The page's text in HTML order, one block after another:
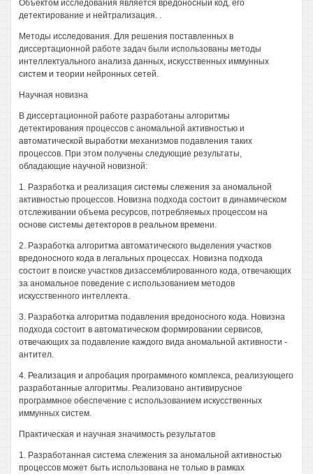
Объектом исследования является вредоносный код, его
детектирование и нейтрализация. .
Методы исследования. Для решения поставленных в
диссертационной работе задач были использованы методы
интеллектуального анализа данных, искусственных иммунных
систем и теории нейронных сетей.
Научная новизна
В диссертационной работе разработаны алгоритмы
детектирования процессов с аномальной активностью и
автоматической выработки механизмов подавления таких
процессов. При этом получены следующие результаты,
обладающие научной новизной:
1. Разработка и реализация системы слежения за аномальной
активностью процессов. Новизна подхода состоит в динамическом
отслеживании объема ресурсов, потребляемых процессом на
основе системы детекторов в реальном времени.
2. Разработка алгоритма автоматического выделения участков
вредоносного кода в легальных процессах. Новизна подхода
состоит в поиске участков дизассемблированного кода, отвечающих
за аномальное поведение с использованием методов
искусственного интеллекта.
3. Разработка алгоритма подавления вредоносного кода. Новизна
подхода состоит в автоматическом формировании сервисов,
отвечающих за подавление каждого вида аномальной активности -
антител.
4. Реализация и апробация программного комплекса, реализующего
разработанные алгоритмы. Реализовано антивирусное
программное обеспечение с использованием искусственных
иммунных систем.
Практическая и научная значимость результатов
1. Разработанная система слежения за аномальной активностью
процессов может быть использована не только в рамках